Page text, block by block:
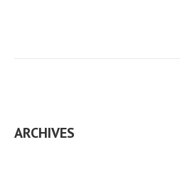
ARCHIVES